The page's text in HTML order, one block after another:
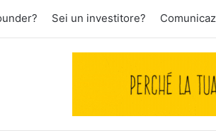
Sei un investitore?